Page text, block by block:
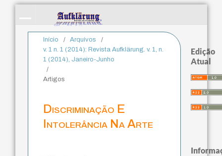
Início / Arquivos
/
v. 1 n. 1 (2014): Revista Aufklärung. v. 1, n.
1 (2014), Janeiro-Junho
/
Artigos
Discriminação E
Intolerância Na Arte
Edição
Atual